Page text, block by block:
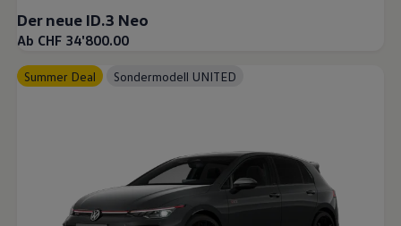
Der neue ID.3 Neo
Ab CHF 34'800.00
Summer Deal Sondermodell UNITED